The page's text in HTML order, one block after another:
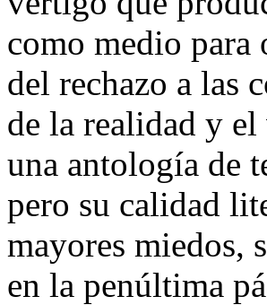
como medio
del rechazo a las
de la realidad y
una antología de
pero su calidad
mayores miedos,
en la penúltima